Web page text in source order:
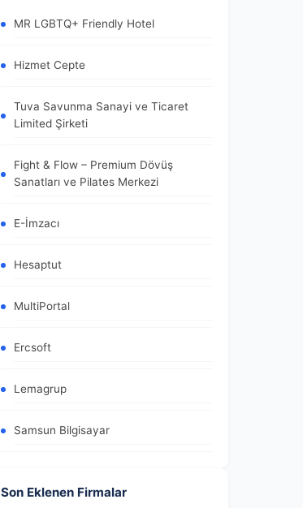
MR LGBTQ+ Friendly Hotel
Hizmet Cepte
Tuva Savunma Sanayi ve Ticaret
Limited Şirketi
Fight & Flow – Premium Dövüş
Sanatları ve Pilates Merkezi
E-İmzacı
Hesaptut
MultiPortal
Ercsoft
Lemagrup
Samsun Bilgisayar
Son Eklenen Firmalar